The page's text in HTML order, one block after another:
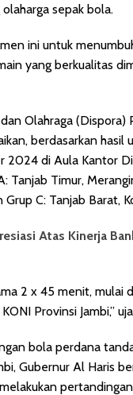
sepak bola.
ini untuk
yang berkualitas
Olahraga (Dispora)
berdasarkan hasil
di Aula Kantor
Tanjab Timur,
C: Tanjab Barat,
Atas Kinerja
2 x 45 menit, mulai
Provinsi Jambi,”
bola perdana
Gubernur Al Haris